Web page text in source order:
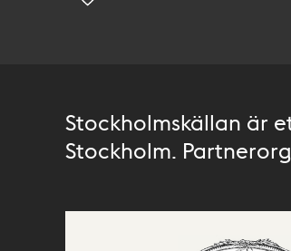
Stockholmskällan är
Stockholm.